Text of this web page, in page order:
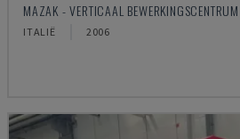
MAZAK - VERTICAAL BEWERKINGSCENTRUM
ITALIË 2006